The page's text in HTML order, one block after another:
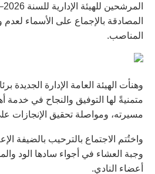
المصادقة بالإجماع على الأسماء
المناصب.
وهنأت الهيئة العامة الإدارة الجديدة
متمنيةً لها التوفيق والنجاح في خدمة
مسيرته، ومواصلة تحقيق الإنجازات
واختُتم الاجتماع بالترحيب بالضيفة
وجبة العشاء في أجواء سادها الود
أعضاء النادي.